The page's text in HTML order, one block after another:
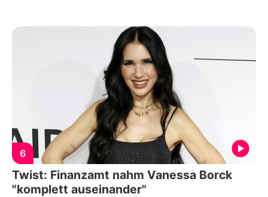
6
Twist: Finanzamt nahm Vanessa Borck
"komplett auseinander"